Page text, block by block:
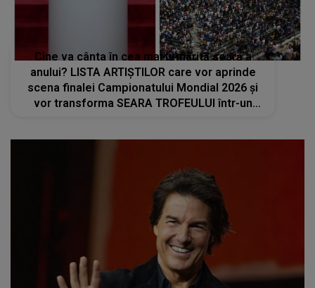
Cine va cânta în cea mai urmărită seară a
anului? LISTA ARTIȘTILOR care vor aprinde
scena finalei Campionatului Mondial 2026 și
vor transforma SEARA TROFEULUI într-un